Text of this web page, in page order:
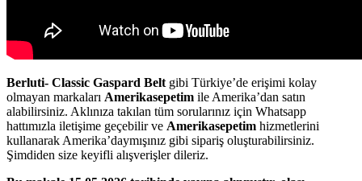
Berluti- Classic Gaspard Belt gibi Türkiye’de erişimi kolay
olmayan markaları Amerikasepetim ile Amerika’dan satın
alabilirsiniz. Aklınıza takılan tüm sorularınız için Whatsapp
hattımızla iletişime geçebilir ve Amerikasepetim hizmetlerini
kullanarak Amerika’daymışınız gibi sipariş oluşturabilirsiniz.
Şimdiden size keyifli alışverişler dileriz.